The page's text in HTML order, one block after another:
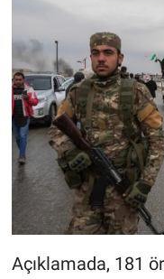
Açıklamada, 181